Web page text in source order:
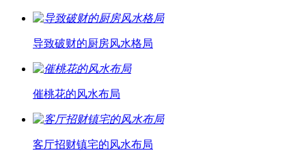
导致破财的厨房风水格局
催桃花的风水布局
客厅招财镇宅的风水布局